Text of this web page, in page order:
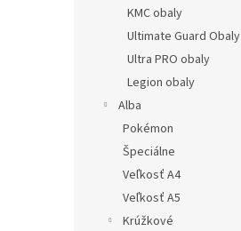
KMC obaly
Ultimate Guard Obaly
Ultra PRO obaly
Legion obaly
Alba
Pokémon
Špeciálne
Veľkosť A4
Veľkosť A5
Krúžkové